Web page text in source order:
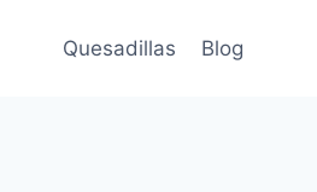
Quesadillas Blog